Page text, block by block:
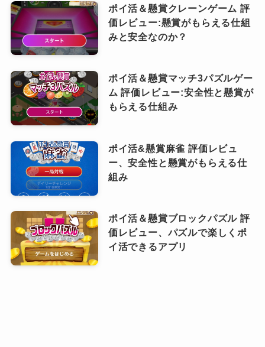
ポイ活＆懸賞クレーンゲーム 評
価レビュー:懸賞がもらえる仕組
みと安全なのか？
ポイ活＆懸賞マッチ3パズルゲー
ム 評価レビュー:安全性と懸賞が
もらえる仕組み
ポイ活&懸賞麻雀 評価レビュ
ー、安全性と懸賞がもらえる仕
組み
ポイ活＆懸賞ブロックパズル 評
価レビュー、パズルで楽しくポ
イ活できるアプリ